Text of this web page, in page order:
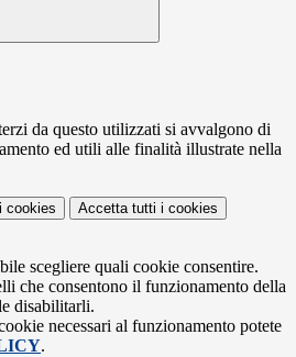
da questo utilizzati si avvalgono di
ed utili alle finalità illustrate nella
i cookies Accetta tutti i cookies
scegliere quali cookie consentire.
che consentono il funzionamento della
disabilitarli.
necessari al funzionamento potete
.